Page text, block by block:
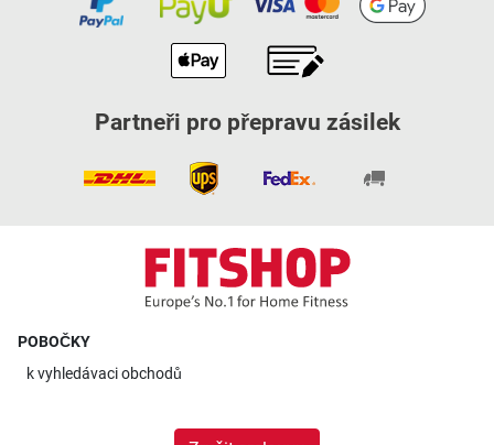
Partneři pro přepravu zásilek
POBOČKY
kvyhledávaci obchodů